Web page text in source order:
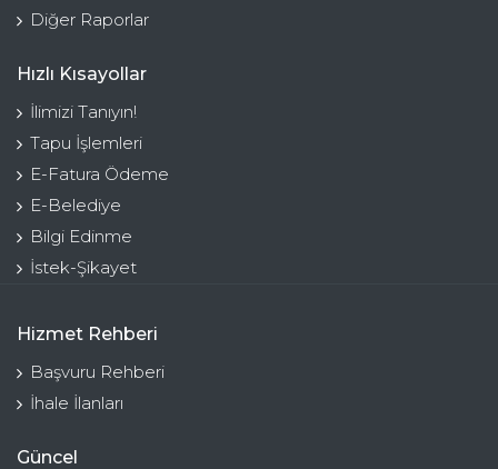
Diğer Raporlar
Hızlı Kısayollar
İlimizi Tanıyın!
Tapu İşlemleri
E-Fatura Ödeme
E-Belediye
Bilgi Edinme
İstek-Şikayet
Hizmet Rehberi
Başvuru Rehberi
İhale İlanları
Güncel